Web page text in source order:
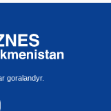
goralandyr.